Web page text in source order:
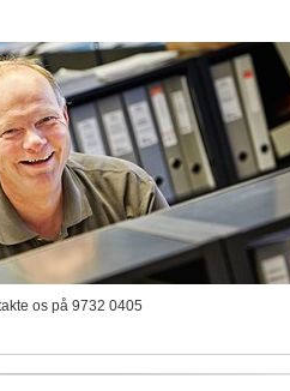
os på 9732 0405